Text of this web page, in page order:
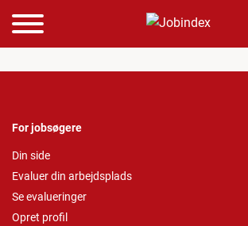
For jobsøgere
Din side
Evaluer din arbejdsplads
Se evalueringer
Opret profil